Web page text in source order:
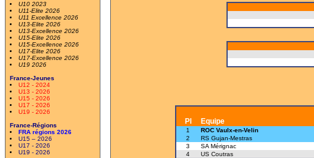
U10 2023
U11-Elite 2026
U11 Excellence 2026
U13-Elite 2026
U13-Excellence 2026
U15-Elite 2026
U15-Excellence 2026
U17-Elite 2026
U17-Excellence 2026
U19 2026
France-Jeunes
U12 - 2024
U13 - 2026
U15 - 2026
U17 - 2026
U19 - 2026
France-Régions
FRA régions 2026
U15 – 2026
U17 - 2026
U19 - 2026
Pl
Equipe
1 ROC Vaulx-en-Velin
2
RS Gujan-Mestras
3
SA Mérignac
4
US Coutras